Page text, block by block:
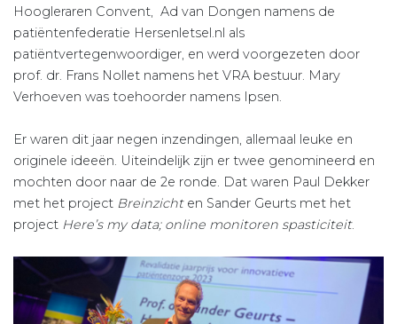
Hoogleraren Convent, Ad van Dongen namens de
patiëntenfederatie Hersenletsel.nl als
patiëntvertegenwoordiger, en werd voorgezeten door
prof. dr. Frans Nollet namens het VRA bestuur. Mary
Verhoeven was toehoorder namens Ipsen.
Er waren dit jaar negen inzendingen, allemaal leuke en
originele ideeën. Uiteindelijk zijn er twee genomineerd en
mochten door naar de 2e ronde. Dat waren Paul Dekker
met het project Breinzicht en Sander Geurts met het
project Here’s my data; online monitoren spasticiteit.